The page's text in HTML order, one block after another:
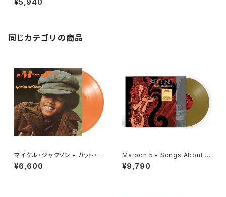
(LP重量盤)
¥5,940
同じカテゴリの商品
マイケル・ジャクソン - ガット・ト
ゥ・ビー・ゼア[クリア・オレンジ]
(LP重量盤)
¥6,600
Maroon 5 - Songs About J
ane[Gold Vinyl](LP)
¥9,790